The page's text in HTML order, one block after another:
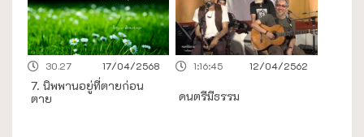
17/04/2568
30.27
7. นิพพานอยู่ที่ตายก่อน
ตาย
12/04/2562
1:16:45
ดนตรีมีธรรม